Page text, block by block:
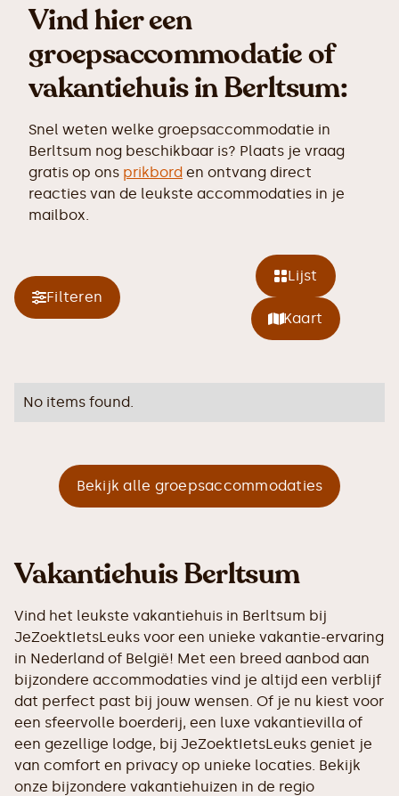
Vind hier een
groepsaccommodatie of
vakantiehuis in Berltsum:
Snel weten welke groepsaccommodatie in
Berltsum nog beschikbaar is? Plaats je vraag
gratis op ons prikbord en ontvang direct
reacties van de leukste accommodaties in je
mailbox.
Filteren
Lijst
Kaart
No items found.
Bekijk alle groepsaccommodaties
Vakantiehuis Berltsum
Vind het leukste vakantiehuis in Berltsum bij
JeZoektIetsLeuks voor een unieke vakantie-ervaring
in Nederland of België! Met een breed aanbod aan
bijzondere accommodaties vind je altijd een verblijf
dat perfect past bij jouw wensen. Of je nu kiest voor
een sfeervolle boerderij, een luxe vakantievilla of
een gezellige lodge, bij JeZoektIetsLeuks geniet je
van comfort en privacy op unieke locaties. Bekijk
onze bijzondere vakantiehuizen in de regio